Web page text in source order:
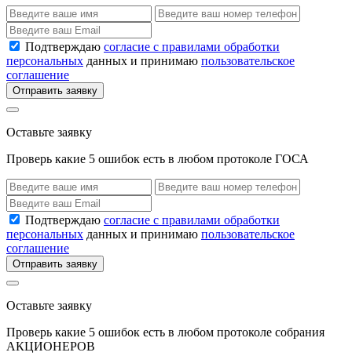
Подтверждаю согласие с правилами обработки
персональных данных и принимаю пользовательское
соглашение
Отправить заявку
Оставьте заявку
Проверь какие 5 ошибок есть в любом протоколе ГОСА
Подтверждаю согласие с правилами обработки
персональных данных и принимаю пользовательское
соглашение
Отправить заявку
Оставьте заявку
Проверь какие 5 ошибок есть в любом протоколе собрания
АКЦИОНЕРОВ